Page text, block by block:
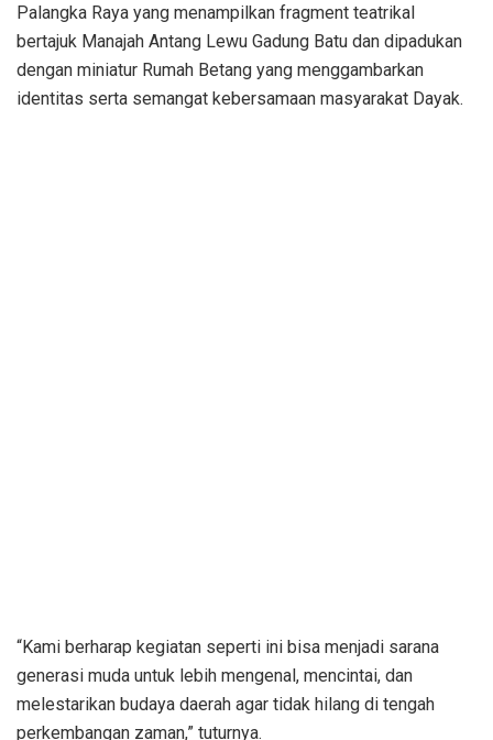
Palangka Raya yang menampilkan fragment teatrikal
bertajuk Manajah Antang Lewu Gadung Batu dan dipadukan
dengan miniatur Rumah Betang yang menggambarkan
identitas serta semangat kebersamaan masyarakat Dayak.
“Kami berharap kegiatan seperti ini bisa menjadi sarana
generasi muda untuk lebih mengenal, mencintai, dan
melestarikan budaya daerah agar tidak hilang di tengah
perkembangan zaman,” tuturnya.